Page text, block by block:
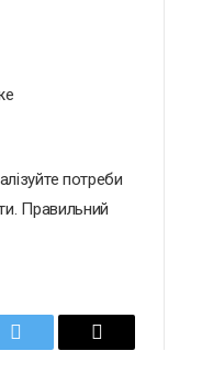
потреби
Правильний
Twitter Email